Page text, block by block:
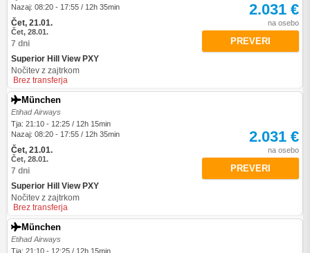
Nazaj: 08:20 - 17:55 / 12h 35min
Čet, 21.01.
Čet, 28.01.
7 dni
Superior Hill View PXY
Nočitev z zajtrkom
Brez transferja
2.031 €
na osebo
PREVERI
München
Etihad Airways
Tja: 21:10 - 12:25 / 12h 15min
Nazaj: 08:20 - 17:55 / 12h 35min
Čet, 21.01.
Čet, 28.01.
7 dni
Superior Hill View PXY
Nočitev z zajtrkom
Brez transferja
2.031 €
na osebo
PREVERI
München
Etihad Airways
Tja: 21:10 - 12:25 / 12h 15min